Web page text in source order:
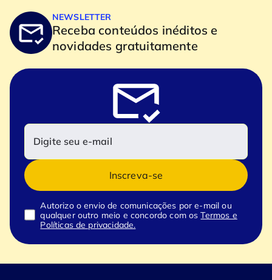
NEWSLETTER
Receba conteúdos inéditos e
novidades gratuitamente
Inscreva-se
Autorizo o envio de comunicações por e-mail ou
qualquer outro meio e concordo com osTermos e
Políticas de privacidade.